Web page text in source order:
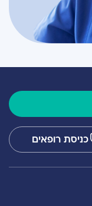
כניסת רופאים